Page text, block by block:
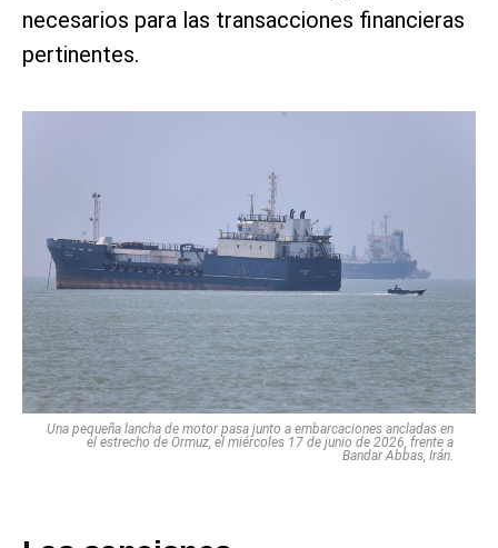
necesarios para las transacciones financieras
pertinentes.
Una pequeña lancha de motor pasa junto a embarcaciones ancladas en
el estrecho de Ormuz, el miércoles 17 de junio de 2026, frente a
Bandar Abbas, Irán.